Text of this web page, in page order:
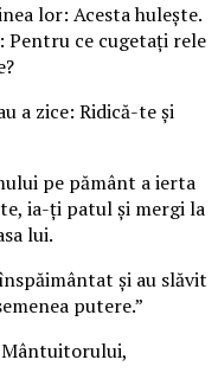
lor: Acesta hulește.
Pentru ce cugetați rele
a zice: Ridică-te și
pe pământ a ierta
ia-ți patul și mergi la
lui.
și au slăvit
putere.”
Mântuitorului,